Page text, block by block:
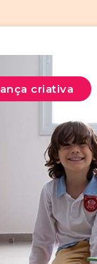
criativa